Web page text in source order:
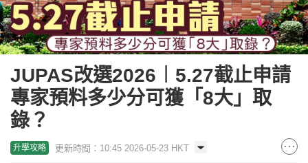
JUPAS改選2026︱5.27截止申請
專家預料多少分可獲「8大」取
錄？
升學攻略 更新時間：10:45 2026-05-23 HKT